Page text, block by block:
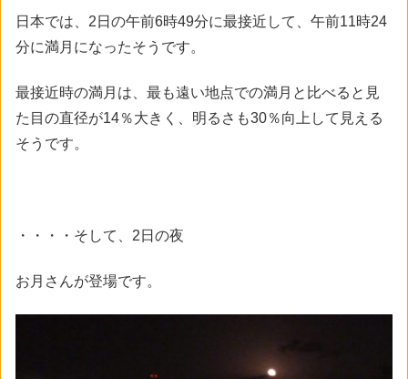
日本では、2日の午前6時49分に最接近して、午前11時24
分に満月になったそうです。
最接近時の満月は、最も遠い地点での満月と比べると見
た目の直径が14％大きく、明るさも30％向上して見える
そうです。
・・・・そして、2日の夜
お月さんが登場です。